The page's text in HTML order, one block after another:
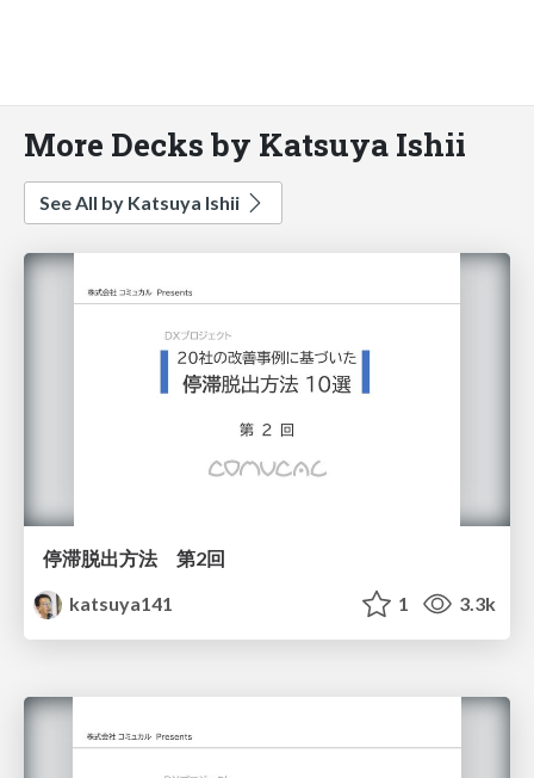
More Decks by Katsuya Ishii
See All by Katsuya Ishii
停滞脱出方法 第2回
katsuya141
1 3.3k